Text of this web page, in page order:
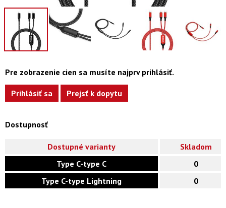
Pre zobrazenie cien sa musíte najprv prihlásiť.
Prihlásiť sa Prejsť k dopytu
Dostupnosť
Dostupné varianty
Skladom
Type C-type C
0
Type C-type Lightning
0